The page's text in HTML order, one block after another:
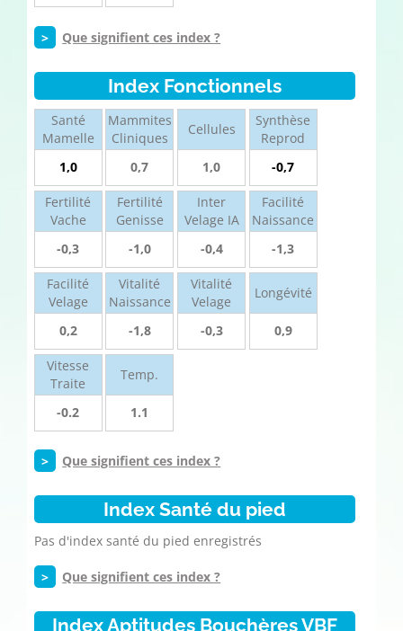
> Que signifient ces index ?
Index Fonctionnels
Santé
Mamelle
1,0
Mammites
Cliniques
0,7
Cellules
1,0
Synthèse
Reprod
-0,7
Fertilité
Vache
-0,3
Fertilité
Genisse
-1,0
Inter
Velage IA
-0,4
Facilité
Naissance
-1,3
Facilité
Velage
0,2
Vitalité
Naissance
-1,8
Vitalité
Velage
-0,3
Longévité
0,9
Vitesse
Traite
-0.2
Temp.
1.1
> Que signifient ces index ?
Index Santé du pied
Pas d'index santé du pied enregistrés
> Que signifient ces index ?
Index Aptitudes Bouchères VBF